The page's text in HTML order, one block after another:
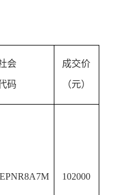
会
码
成交价
（元）
102000